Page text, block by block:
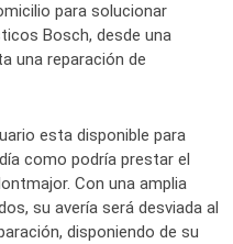
para solucionar
Bosch, desde una
una reparación de
esta disponible para
como podría prestar el
Con una amplia
su avería será desviada al
disponiendo de su